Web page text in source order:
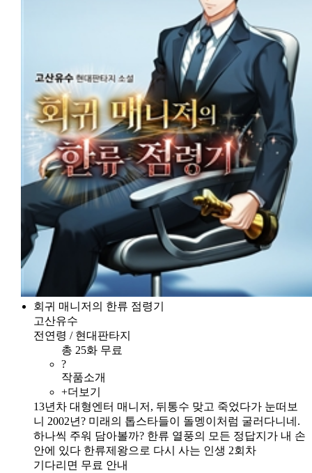
회귀 매니저의 한류 점령기
고산유수
전연령 / 현대판타지
총 25화 무료
?
작품소개
+더보기
13년차 대형엔터 매니저, 뒤통수 맞고 죽었다가 눈떠보
니 2002년? 미래의 톱스타들이 돌멩이처럼 굴러다니네.
하나씩 주워 담아볼까? 한류 열풍의 모든 정답지가 내 손
안에 있다 한류제왕으로 다시 사는 인생 2회차
기다리면 무료 안내